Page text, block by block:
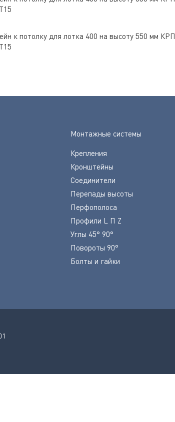
к потолку для лотка 400 на высоту 550 мм КРП
Монтажные системы
Крепления
Кронштейны
Соединители
Перепады высоты
Перфополоса
Профили L П Z
Углы 45° 90°
Повороты 90°
Болты и гайки